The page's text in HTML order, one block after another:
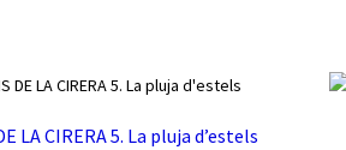
LA CIRERA 5. La pluja d’estels